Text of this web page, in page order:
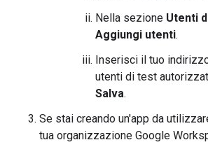
Nella sezione Utenti
Aggiungi utenti.
Inserisci il tuo
utenti di test
Salva.
Se stai creando un'app da
tua organizzazione Google